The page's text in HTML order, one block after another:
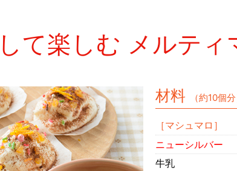
て楽しむ メルティ
材料 （約10個分
［マシュマロ］
ニューシルバー
牛乳